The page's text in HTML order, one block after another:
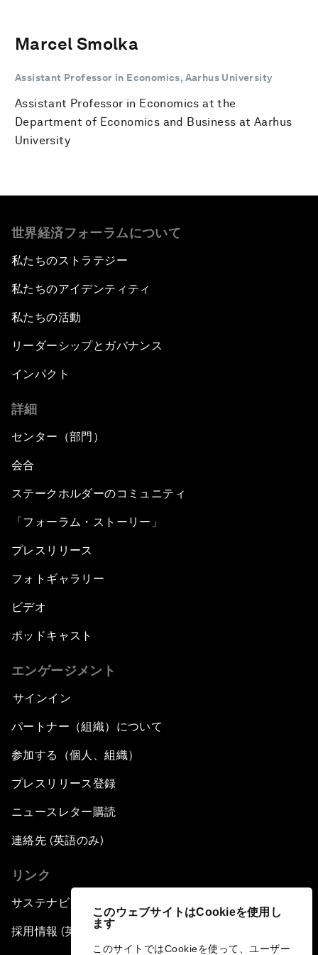
このウェブサイトはCookieを使用し
ます
このサイトではCookieを使って、ユーザー
Marcel Smolka
Assistant Professor in Economics, Aarhus University
Assistant Professor in Economics at the
Department of Economics and Business at Aarhus
University
世界経済フォーラムについて
私たちのストラテジー
私たちのアイデンティティ
私たちの活動
リーダーシップとガバナンス
インパクト
詳細
センター（部門）
会合
ステークホルダーのコミュニティ
「フォーラム・ストーリー」
プレスリリース
フォトギャラリー
ビデオ
ポッドキャスト
エンゲージメント
サインイン
パートナー（組織）について
参加する（個人、組織）
プレスリリース登録
ニュースレター購読
連絡先 (英語のみ)
リンク
サステナビリティへの取り組み
採用情報 (英語のみ)